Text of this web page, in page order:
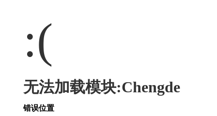
:(
无法加载模块:Chengde
错误位置